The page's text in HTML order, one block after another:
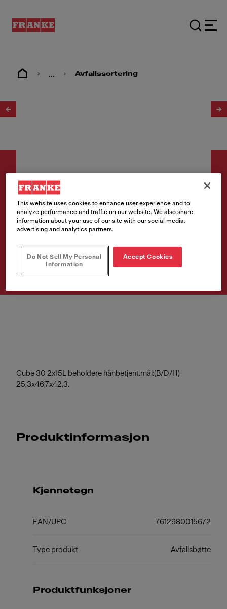
... Avfallssortering
Avfallshåndtering
Cube 30 2x15l beholdere
Artikkelnumre
134.0039.553
Cube 30 2x15L beholdere hånbetjent.mål:(B/D/H)
25,3x46,7x42,3.
Produktinformasjon
Kjennetegn
EAN/UPC 7612980015672
Type produkt Avfallsbøtte
Produktfunksjoner
This website uses cookies to enhance user experience and to
analyze performance and traffic on our website. We also share
information about your use of our site with our social media,
advertising and analytics partners.
Do Not Sell My Personal
Information
Accept Cookies